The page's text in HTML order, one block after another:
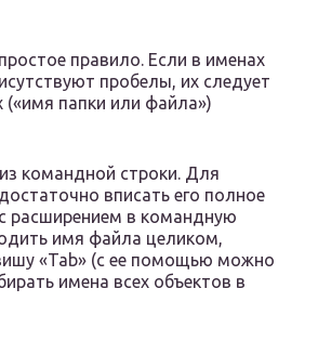
правило. Если в именах
пробелы, их следует
(«имя папки или файла»)
командной строки. Для
вписать его полное
расширением в командную
имя файла целиком,
«Tab» (с ее помощью можно
имена всех объектов в